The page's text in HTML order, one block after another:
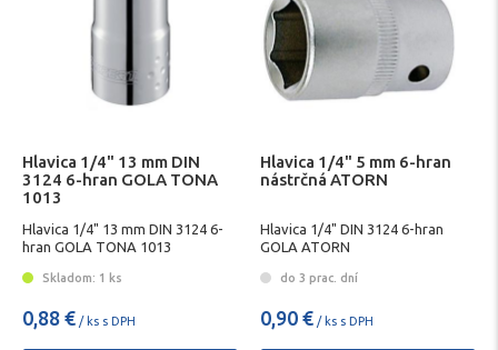
Hlavica 1/4" 13 mm DIN
3124 6-hran GOLA TONA
1013
Hlavica 1/4" 13 mm DIN 3124 6-
hran GOLA TONA 1013
Skladom: 1 ks
0,88 € / ks s DPH
Hlavica 1/4" 5 mm 6-hran
nástrčná ATORN
Hlavica 1/4" DIN 3124 6-hran
GOLA ATORN
do 3 prac. dní
0,90 € / ks s DPH